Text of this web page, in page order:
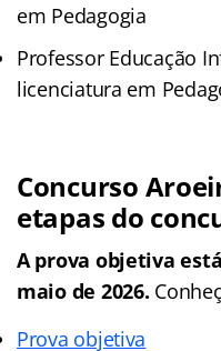
em Pedagogia
Professor Educação
licenciatura em
Concurso
etapas do
A prova objetiva
maio de 2026.
Prova objetiva